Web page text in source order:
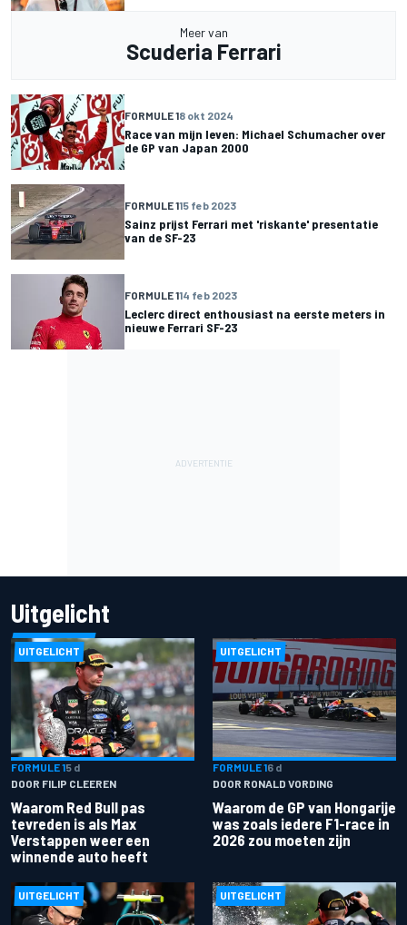
Meer van
Scuderia Ferrari
FORMULE 18 okt 2024
Race van mijn leven: Michael Schumacher over
de GP van Japan 2000
FORMULE 115 feb 2023
Sainz prijst Ferrari met 'riskante' presentatie
van de SF-23
FORMULE 114 feb 2023
Leclerc direct enthousiast na eerste meters in
nieuwe Ferrari SF-23
Uitgelicht
UITGELICHT
FORMULE 15 d
DOOR FILIP CLEEREN
Waarom Red Bull pas
tevreden is als Max
Verstappen weer een
winnende auto heeft
UITGELICHT
FORMULE 16 d
DOOR RONALD VORDING
Waarom de GP van Hongarije
was zoals iedere F1-race in
2026 zou moeten zijn
UITGELICHT UITGELICHT